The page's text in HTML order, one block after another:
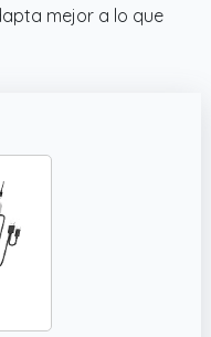
mejor a lo que